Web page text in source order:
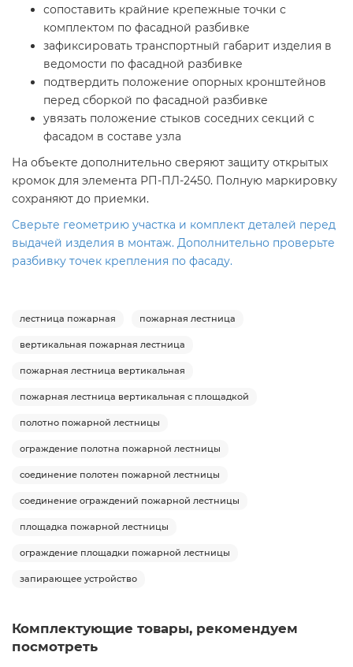
сопоставить крайние крепежные точки с
комплектом по фасадной разбивке
зафиксировать транспортный габарит изделия в
ведомости по фасадной разбивке
подтвердить положение опорных кронштейнов
перед сборкой по фасадной разбивке
увязать положение стыков соседних секций с
фасадом в составе узла
На объекте дополнительно сверяют защиту открытых
кромок для элемента РП-ПЛ-2450. Полную маркировку
сохраняют до приемки.
Сверьте геометрию участка и комплект деталей перед
выдачей изделия в монтаж. Дополнительно проверьте
разбивку точек крепления по фасаду.
лестница пожарная пожарная лестница
вертикальная пожарная лестница
пожарная лестница вертикальная
пожарная лестница вертикальная с площадкой
полотно пожарной лестницы
ограждение полотна пожарной лестницы
соединение полотен пожарной лестницы
соединение ограждений пожарной лестницы
площадка пожарной лестницы
ограждение площадки пожарной лестницы
запирающее устройство
Комплектующие товары, рекомендуем
посмотреть